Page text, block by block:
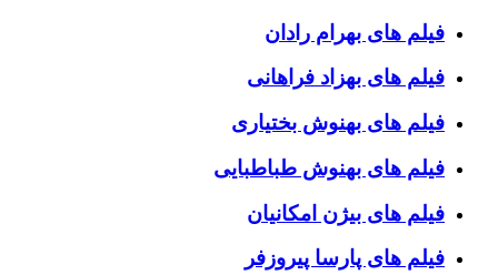
فیلم های بهرام رادان
فیلم های بهزاد فراهانی
فیلم های بهنوش بختیاری
فیلم های بهنوش طباطبایی
فیلم های بیژن امکانیان
فیلم های پارسا پیروزفر